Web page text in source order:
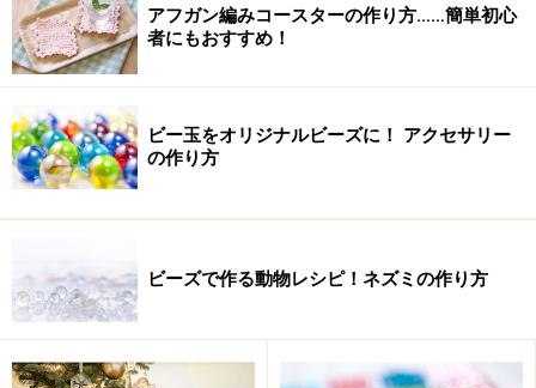
これだけでもマフラーとして使えますが、チョット物足
りない人は編んだものを、
1枚目の写真が、普通に指編みしたもの、
2枚目が指編みを使って鎖編みをしたものです。
アフガン編みコースターの作り方……簡単初心
者にもおすすめ！
ビー玉をオリジナルビーズに！ アクセサリー
の作り方
ビーズで作る動物レシピ！ネズミの作り方